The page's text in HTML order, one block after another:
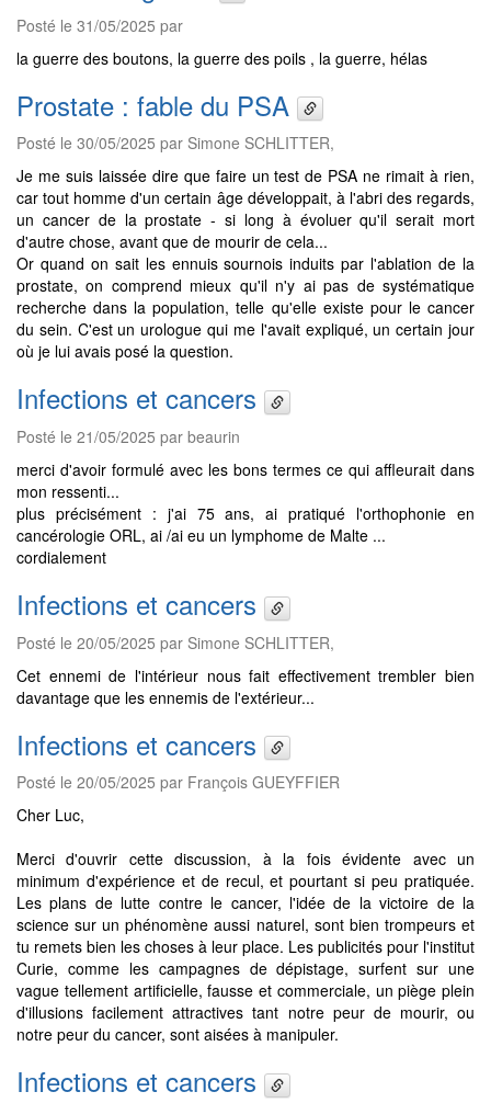
Posté le 31/05/2025 par
la guerre des boutons, la guerre des poils , la guerre, hélas
Prostate : fable du PSA
Posté le 30/05/2025 par Simone SCHLITTER,
Je me suis laissée dire que faire un test de PSA ne rimait à rien,
car tout homme d'un certain âge développait, à l'abri des regards,
un cancer de la prostate - si long à évoluer qu'il serait mort
d'autre chose, avant que de mourir de cela...
Or quand on sait les ennuis sournois induits par l'ablation de la
prostate, on comprend mieux qu'il n'y ai pas de systématique
recherche dans la population, telle qu'elle existe pour le cancer
du sein. C'est un urologue qui me l'avait expliqué, un certain jour
où je lui avais posé la question.
Infections et cancers
Posté le 21/05/2025 par beaurin
merci d'avoir formulé avec les bons termes ce qui affleurait dans
mon ressenti...
plus précisément : j'ai 75 ans, ai pratiqué l'orthophonie en
cancérologie ORL, ai /ai eu un lymphome de Malte ...
cordialement
Infections et cancers
Posté le 20/05/2025 par Simone SCHLITTER,
Cet ennemi de l'intérieur nous fait effectivement trembler bien
davantage que les ennemis de l'extérieur...
Infections et cancers
Posté le 20/05/2025 par François GUEYFFIER
Cher Luc,
Merci d'ouvrir cette discussion, à la fois évidente avec un
minimum d'expérience et de recul, et pourtant si peu pratiquée.
Les plans de lutte contre le cancer, l'idée de la victoire de la
science sur un phénomène aussi naturel, sont bien trompeurs et
tu remets bien les choses à leur place. Les publicités pour l'institut
Curie, comme les campagnes de dépistage, surfent sur une
vague tellement artificielle, fausse et commerciale, un piège plein
d'illusions facilement attractives tant notre peur de mourir, ou
notre peur du cancer, sont aisées à manipuler.
Infections et cancers